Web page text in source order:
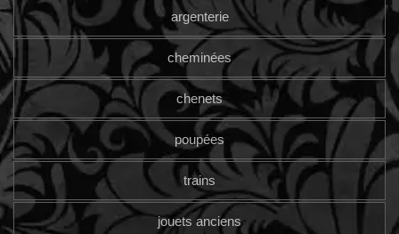
argenterie
cheminées
chenets
poupées
trains
jouets anciens